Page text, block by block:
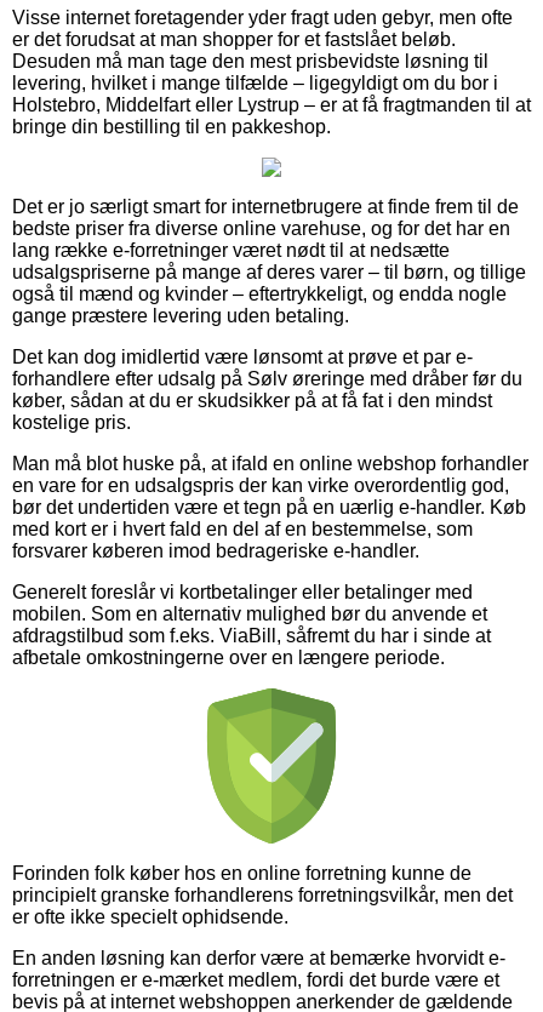
Visse internet foretagender yder fragt uden gebyr, men ofte
er det forudsat at man shopper for et fastslået beløb.
Desuden må man tage den mest prisbevidste løsning til
levering, hvilket i mange tilfælde – ligegyldigt om du bor i
Holstebro, Middelfart eller Lystrup – er at få fragtmanden til at
bringe din bestilling til en pakkeshop.
Det er jo særligt smart for internetbrugere at finde frem til de
bedste priser fra diverse online varehuse, og for det har en
lang række e-forretninger været nødt til at nedsætte
udsalgspriserne på mange af deres varer – til børn, og tillige
også til mænd og kvinder – eftertrykkeligt, og endda nogle
gange præstere levering uden betaling.
Det kan dog imidlertid være lønsomt at prøve et par e-
forhandlere efter udsalg på Sølv øreringe med dråber før du
køber, sådan at du er skudsikker på at få fat i den mindst
kostelige pris.
Man må blot huske på, at ifald en online webshop forhandler
en vare for en udsalgspris der kan virke overordentlig god,
bør det undertiden være et tegn på en uærlig e-handler. Køb
med kort er i hvert fald en del af en bestemmelse, som
forsvarer køberen imod bedrageriske e-handler.
Generelt foreslår vi kortbetalinger eller betalinger med
mobilen. Som en alternativ mulighed bør du anvende et
afdragstilbud som f.eks. ViaBill, såfremt du har i sinde at
afbetale omkostningerne over en længere periode.
Forinden folk køber hos en online forretning kunne de
principielt granske forhandlerens forretningsvilkår, men det
er ofte ikke specielt ophidsende.
En anden løsning kan derfor være at bemærke hvorvidt e-
forretningen er e-mærket medlem, fordi det burde være et
bevis på at internet webshoppen anerkender de gældende